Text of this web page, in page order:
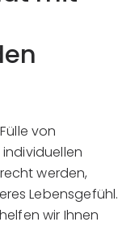
von
werden,
Lebensgefühl.
wir Ihnen